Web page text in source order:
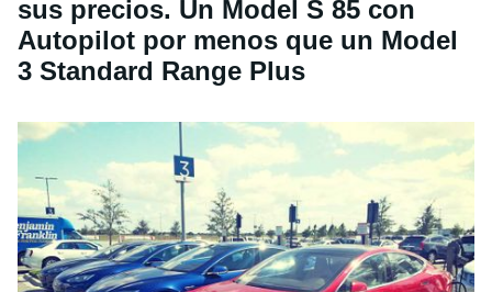
sus precios. Un Model S 85 con
Autopilot por menos que un Model
3 Standard Range Plus